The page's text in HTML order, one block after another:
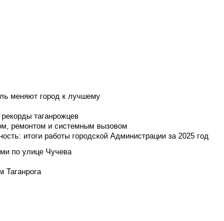
меняют город к лучшему
таганрожцев
ремонтом и системным вызовом
итоги работы городской Администрации за 2025 год
по улице Чучева
Таганрога